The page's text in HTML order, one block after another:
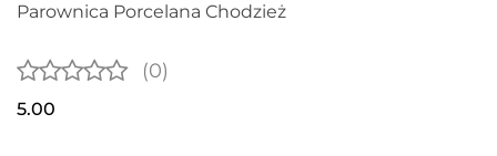
Parownica Porcelana Chodzież
(0)
5.00